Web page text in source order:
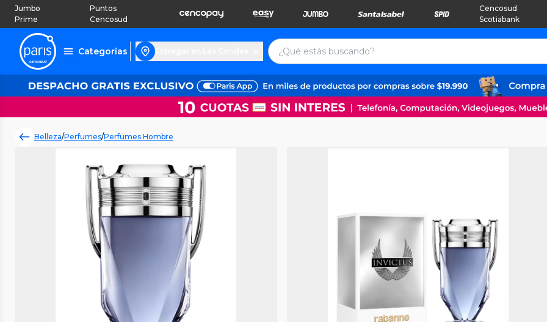
Jumbo
Prime
Puntos
Cencosud
Cencosud
Scotiabank
Categorías
Belleza/Perfumes/Perfumes Hombre